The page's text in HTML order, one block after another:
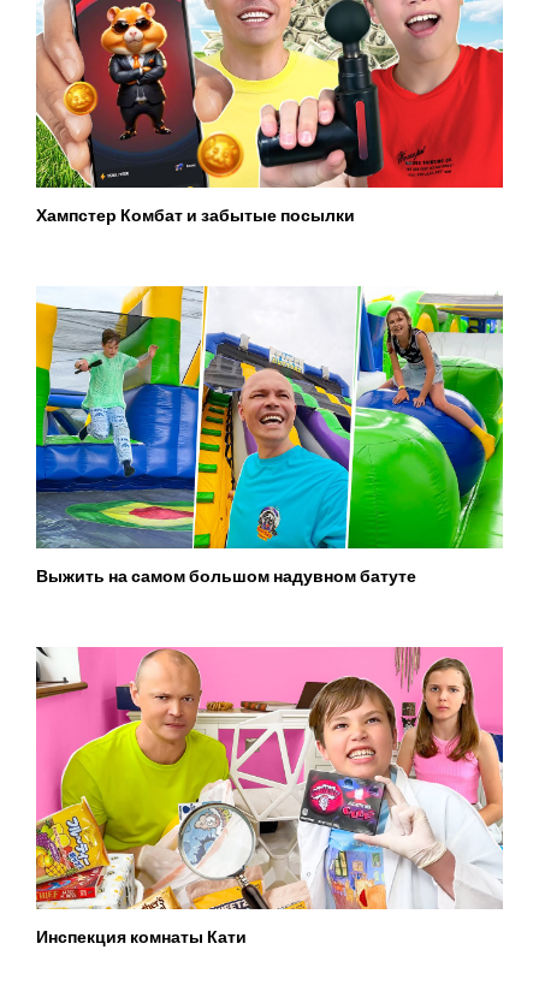
Хампстер Комбат и забытые посылки
Выжить на самом большом надувном батуте
Инспекция комнаты Кати